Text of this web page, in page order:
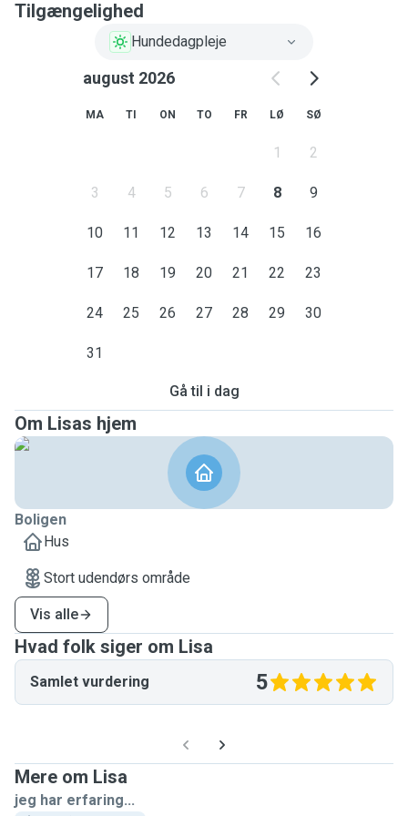
Tilgængelighed
Hundedagpleje
august 2026
MA TI ON TO FR LØ SØ
1 2
3 4 5 6 7 8 9
10 11 12 13 14 15 16
17 18 19 20 21 22 23
24 25 26 27 28 29 30
31
Gå til i dag
Om Lisas hjem
Boligen
Hus
Stort udendørs område
Vis alle
Hvad folk siger om Lisa
Samlet vurdering 5
Mere om Lisa
jeg har erfaring...